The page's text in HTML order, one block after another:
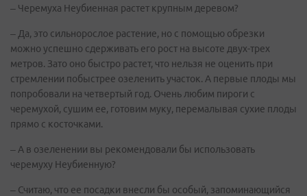
– Черемуха Неубиенная растет крупным деревом?
– Да, это сильнорослое растение, но с помощью обрезки
можно успешно сдерживать его рост на высоте двух-трех
метров. Зато оно быстро растет, что нельзя не оценить при
стремлении побыстрее озеленить участок. А первые плоды мы
попробовали на четвертый год. Очень любим пироги с
черемухой, сушим ее, готовим муку, перемалывая сухие плоды
прямо с косточками.
– А в озеленении вы рекомендовали бы использовать
черемуху Неубиенную?
– Считаю, что ее посадки внесли бы особый, запоминающийся